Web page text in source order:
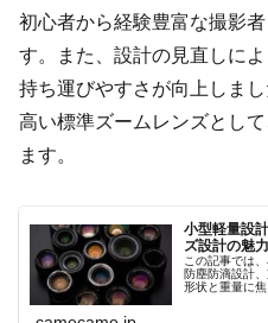
初心者から経験豊富な撮影
す。また、設計の見直しに
持ち運びやすさが向上しま
高い標準ズームレンズとし
ます。
小型軽量設
ズ設計の魅力
この記事では
防塵防滴設計
形状と重量に